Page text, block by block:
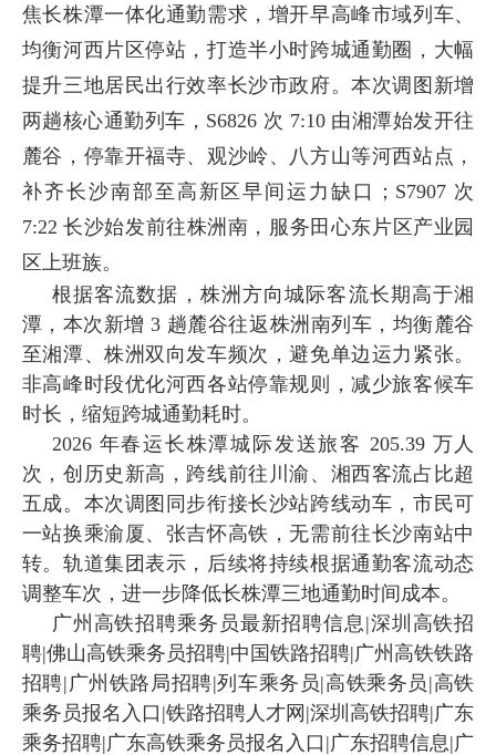
焦长株潭一体化通勤需求，增开早高峰市域列车、
均衡河西片区停站，打造半小时跨城通勤圈，大幅
提升三地居民出行效率长沙市政府。本次调图新增
两趟核心通勤列车，S6826 次 7:10 由湘潭始发开往
麓谷，停靠开福寺、观沙岭、八方山等河西站点，
补齐长沙南部至高新区早间运力缺口；S7907 次
7:22 长沙始发前往株洲南，服务田心东片区产业园
区上班族。
根据客流数据，株洲方向城际客流长期高于湘
潭，本次新增 3 趟麓谷往返株洲南列车，均衡麓谷
至湘潭、株洲双向发车频次，避免单边运力紧张。
非高峰时段优化河西各站停靠规则，减少旅客候车
时长，缩短跨城通勤耗时。
2026 年春运长株潭城际发送旅客 205.39 万人
次，创历史新高，跨线前往川渝、湘西客流占比超
五成。本次调图同步衔接长沙站跨线动车，市民可
一站换乘渝厦、张吉怀高铁，无需前往长沙南站中
转。轨道集团表示，后续将持续根据通勤客流动态
调整车次，进一步降低长株潭三地通勤时间成本。
广州高铁招聘乘务员最新招聘信息|深圳高铁招
聘|佛山高铁乘务员招聘|中国铁路招聘|广州高铁铁路
招聘|广州铁路局招聘|列车乘务员|高铁乘务员|高铁
乘务员报名入口|铁路招聘人才网|深圳高铁招聘|广东
乘务招聘|广东高铁乘务员报名入口|广东招聘信息|广